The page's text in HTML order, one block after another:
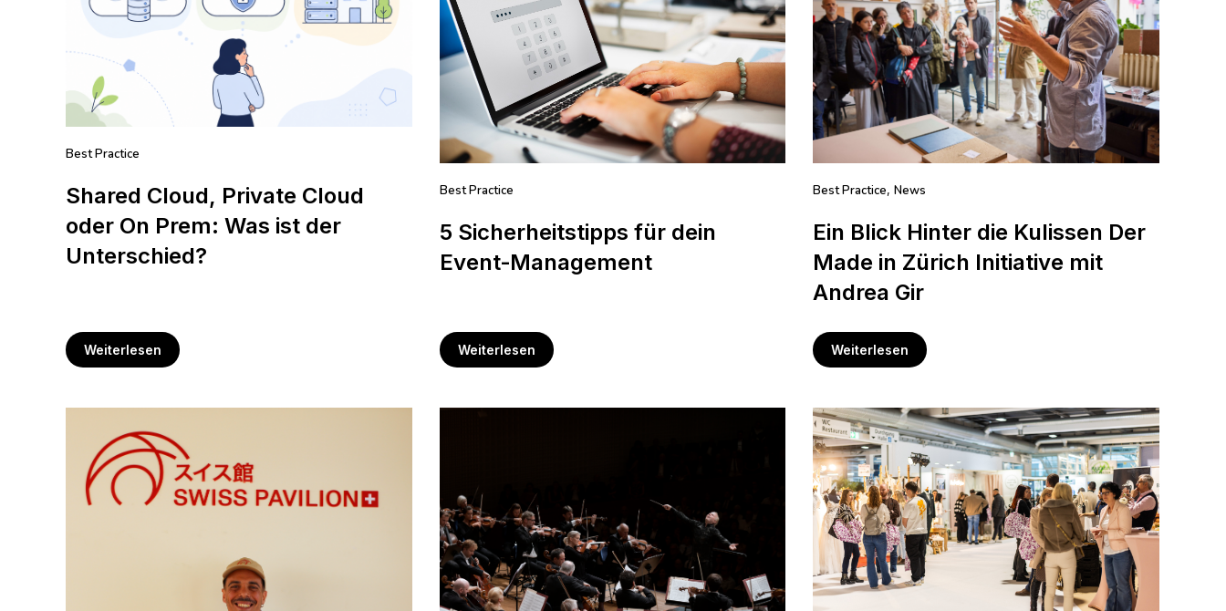
Best Practice
Shared Cloud, Private Cloud
oder On Prem: Was ist der
Unterschied?
Weiterlesen
Best Practice
5 Sicherheitstipps für dein
Event‑Management
Weiterlesen
Best Practice,News
Ein Blick Hinter die Kulissen Der
Made in Zürich Initiative mit
Andrea Gir
Weiterlesen